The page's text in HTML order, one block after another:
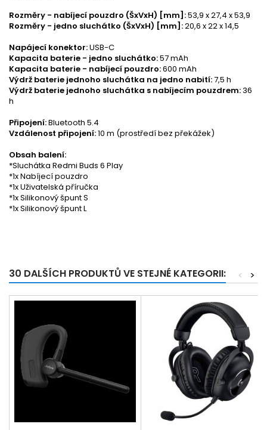
Rozměry - nabíjecí pouzdro (ŠxVxH) [mm]:53,9 x 27,4 x 53,9
Rozměry - jedno sluchátko (ŠxVxH) [mm]:20,6 x 22 x 14,5
Napájecí konektor:USB-C
Kapacita baterie - jedno sluchátko:57 mAh
Kapacita baterie - nabíjecí pouzdro:600 mAh
Výdrž baterie jednoho sluchátka na jedno nabití:7,5 h
Výdrž baterie jednoho sluchátka s nabíjecím pouzdrem:36
h
Připojení:Bluetooth 5.4
Vzdálenost připojení:10 m (prostředí bez překážek)
Obsah balení:
*Sluchátka Redmi Buds 6 Play
*1x Nabíjecí pouzdro
*1x Uživatelská příručka
*1x Silikonový špunt S
*1x Silikonový špunt L
30 DALŠÍCH PRODUKTŮ VE STEJNÉ KATEGORII: >
<